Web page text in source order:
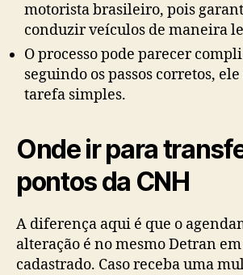
motorista brasileiro, pois
conduzir veículos de maneira
O processo pode parecer
seguindo os passos corretos,
tarefa simples.
Onde ir para
pontos da CNH
A diferença aqui é que o
alteração é no mesmo Detran
cadastrado. Caso receba uma